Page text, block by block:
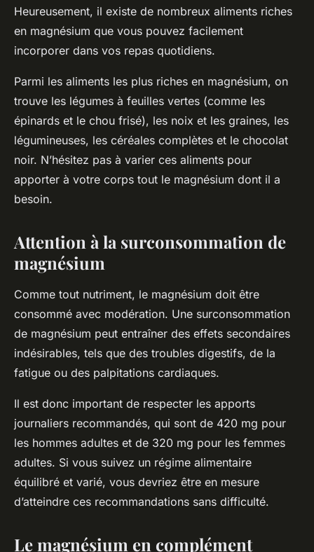
Heureusement, il existe de nombreux aliments riches
en magnésium que vous pouvez facilement
incorporer dans vos repas quotidiens.
Parmi les aliments les plus riches en magnésium, on
trouve les légumes à feuilles vertes (comme les
épinards et le chou frisé), les noix et les graines, les
légumineuses, les céréales complètes et le chocolat
noir. N’hésitez pas à varier ces aliments pour
apporter à votre corps tout le magnésium dont il a
besoin.
Attention à la surconsommation de
magnésium
Comme tout nutriment, le magnésium doit être
consommé avec modération. Une surconsommation
de magnésium peut entraîner des effets secondaires
indésirables, tels que des troubles digestifs, de la
fatigue ou des palpitations cardiaques.
Il est donc important de respecter les apports
journaliers recommandés, qui sont de 420 mg pour
les hommes adultes et de 320 mg pour les femmes
adultes. Si vous suivez un régime alimentaire
équilibré et varié, vous devriez être en mesure
d’atteindre ces recommandations sans difficulté.
Le magnésium en complément